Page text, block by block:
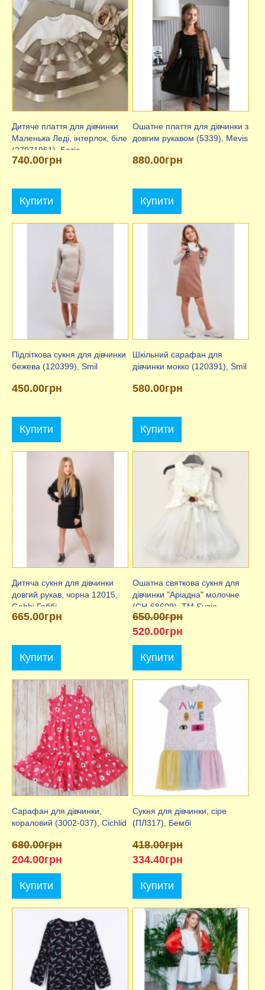
Дитяче плаття для дівчинки
Маленька Леді, інтерлок, біле
(27071961), Бетіс
740.00грн
Купити
Ошатне плаття для дівчинки з
довгим рукавом (5339), Mevis
880.00грн
Купити
Підліткова сукня для дівчинки
бежева (120399), Smil
450.00грн
Купити
Шкільний сарафан для
дівчинки мокко (120391), Smil
580.00грн
Купити
Дитяча сукня для дівчинки
довгий рукав, чорна 12015,
Gabbi Габбі
665.00грн
Купити
Ошатна святкова сукня для
дівчинки "Аріадна" молочне
(CH-68609), ТМ Suzie
650.00грн
520.00грн
Купити
Сарафан для дівчинки,
кораловий (3002-037), Cichlid
680.00грн
204.00грн
Купити
Сукня для дівчинки, сіре
(ПЛ317), Бембі
418.00грн
334.40грн
Купити